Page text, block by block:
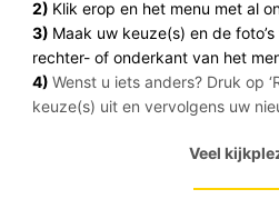
2) Klik erop en het menu met al
3) Maak uw keuze(s) en de
rechter- of onderkant van het
4) Wenst u iets anders? Druk op
keuze(s) uit en vervolgens uw
Veel